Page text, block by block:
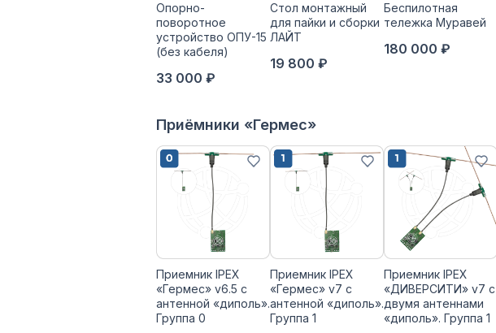
Опорно-
поворотное
устройство ОПУ-15
(без кабеля)
33 000 ₽
Стол монтажный
для пайки и сборки
ЛАЙТ
19 800 ₽
Беспилотная
тележка Муравей
180 000 ₽
Приёмники «Гермес»
Приемник IPEX
«Гермес» v6.5 с
антенной «диполь».
Группа 0
Приемник IPEX
«Гермес» v7 с
антенной «диполь».
Группа 1
Приемник IPEX
«ДИВЕРСИТИ» v7 с
двумя антеннами
«диполь». Группа 1